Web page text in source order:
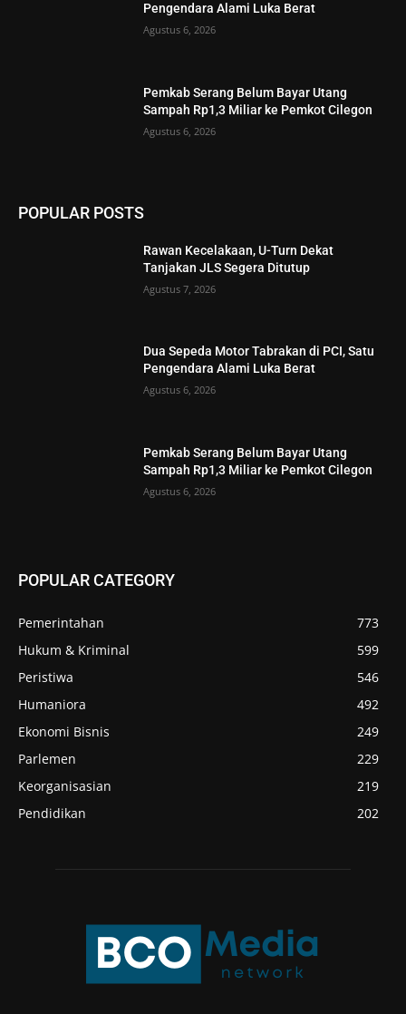
Pengendara Alami Luka Berat
Agustus 6, 2026
Pemkab Serang Belum Bayar Utang
Sampah Rp1,3 Miliar ke Pemkot Cilegon
Agustus 6, 2026
POPULAR POSTS
Rawan Kecelakaan, U-Turn Dekat
Tanjakan JLS Segera Ditutup
Agustus 7, 2026
Dua Sepeda Motor Tabrakan di PCI, Satu
Pengendara Alami Luka Berat
Agustus 6, 2026
Pemkab Serang Belum Bayar Utang
Sampah Rp1,3 Miliar ke Pemkot Cilegon
Agustus 6, 2026
POPULAR CATEGORY
Pemerintahan
773
Hukum & Kriminal
599
Peristiwa
546
Humaniora
492
Ekonomi Bisnis
249
Parlemen
229
Keorganisasian
219
Pendidikan
202